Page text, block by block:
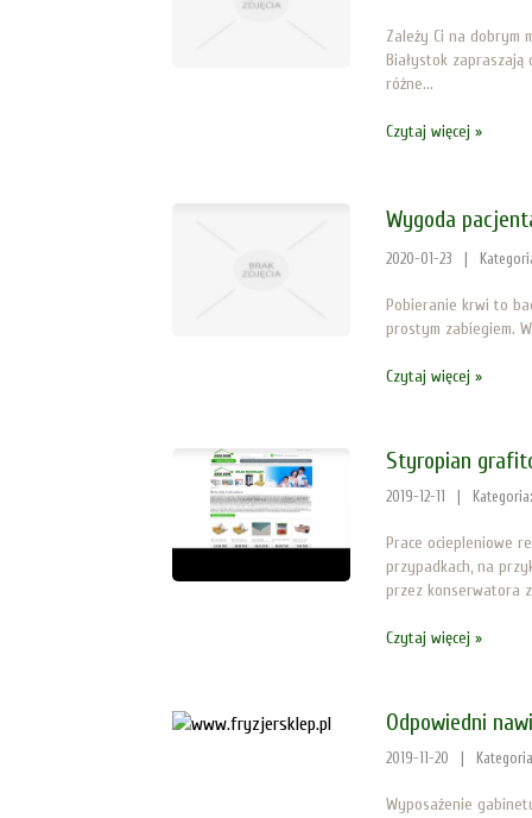
Zależy Ci na dobrym
Białystok
różne...
Czytaj więcej »
Wygoda
2020-01-23
Pobieranie krwi to
prostym zabiegiem.
Czytaj więcej »
Styropian
2019-12-11
Prace ociepleniowe
przypadkach, na
przez konserwatora
Czytaj więcej »
Odpowiedni
2019-11-20
Wyposażenie